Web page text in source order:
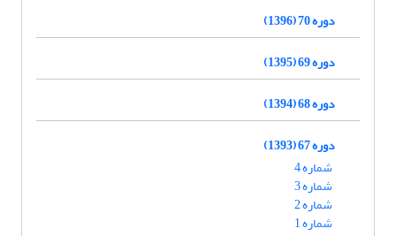
دوره 70 (1396)
دوره 69 (1395)
دوره 68 (1394)
دوره 67 (1393)
شماره 4
شماره 3
شماره 2
شماره 1